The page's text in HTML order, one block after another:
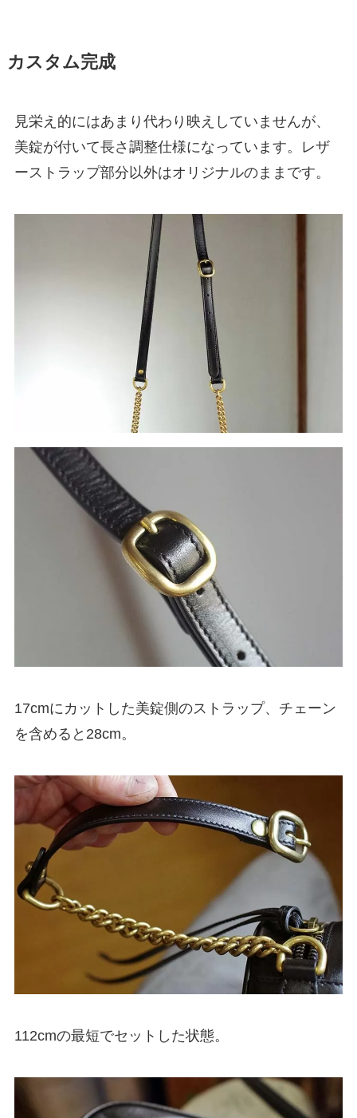
カスタム完成
見栄え的にはあまり代わり映えしていませんが、
美錠が付いて長さ調整仕様になっています。レザ
ーストラップ部分以外はオリジナルのままです。
17cmにカットした美錠側のストラップ、チェーン
を含めると28cm。
112cmの最短でセットした状態。